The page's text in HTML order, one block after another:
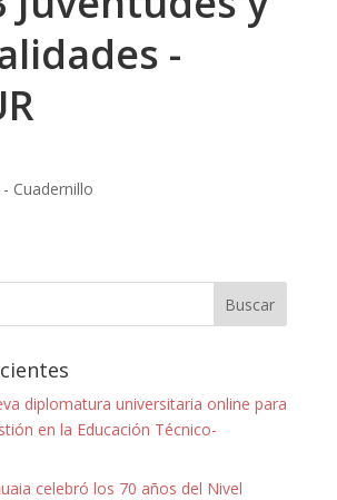
-
Cuadernillo
diplomatura universitaria online para
en la Educación Técnico-
celebró los 70 años del Nivel